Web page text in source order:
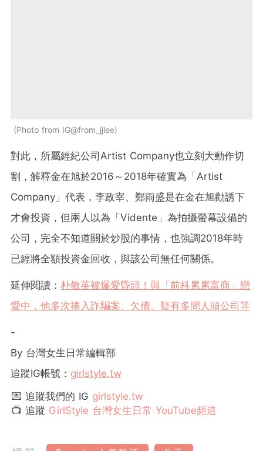
Photo from IG@from_jjlee
對此，所屬經紀公司Artist Company也立刻大動作切
割，解釋金在旭於2016～2018年確實為「Artist
Company」代表，李政宰、鄭雨盛是在金在旭勸誘下
才會投資，但兩人以為「Vidente」為拍攝螢幕設備的
公司，完全不知道關於炒股的事情，也強調2018年時
已經將全額投資金回收，與該公司無任何關係。
延伸閱讀： 朴敏英被爆愛昏頭！與「前科累累富商」戀
愛中，他多次捲入詐騙案、欠債、疑有多間人頭公司等
-
By 台灣女生日常編輯部
追蹤IG帳號： girlstyle.tw
💌 追蹤我們的 IG girlstyle.tw
📺 追蹤 GirlStyle 台灣女生日常 YouTube頻道